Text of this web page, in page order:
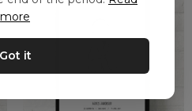
more
Got it